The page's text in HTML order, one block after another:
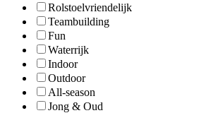
Rolstoelvriendelijk
Teambuilding
Fun
Waterrijk
Indoor
Outdoor
All-season
Jong & Oud